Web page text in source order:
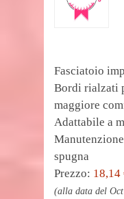
Fasciatoio
Bordi rialzati
maggiore
Adattabile a
spugna
Prezzo: 18,14
(alla data del